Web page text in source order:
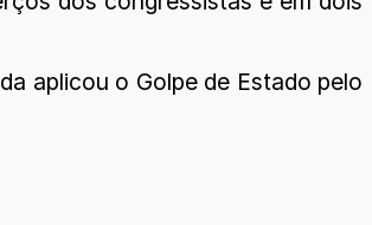
aplicou o Golpe de Estado pelo